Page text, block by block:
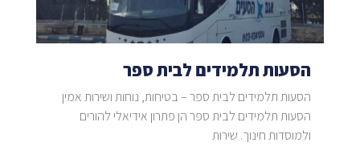
הסעות תלמידים לבית ספר
הסעות תלמידים לבית ספר – בטיחות, נוחות ושירות אמין
הסעות תלמידים לבית ספר הן פתרון אידיאלי להורים
ולמוסדות חינוך. שירות